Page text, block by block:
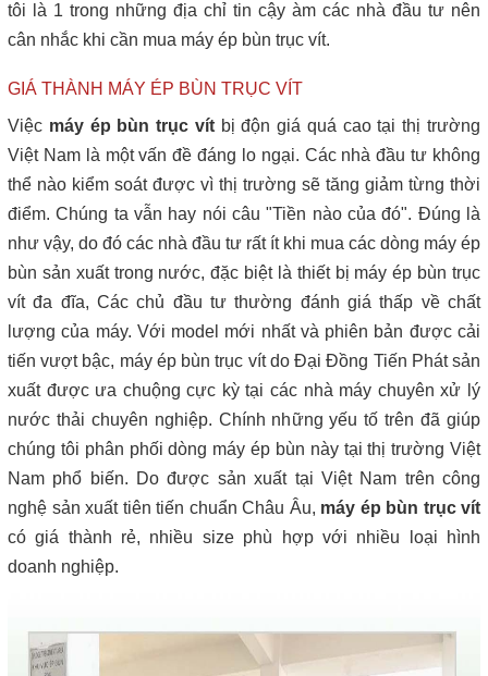
tôi là 1 trong những địa chỉ tin cậy àm các nhà đầu tư nên
cân nhắc khi cần mua máy ép bùn trục vít.
GIÁ THÀNH MÁY ÉP BÙN TRỤC VÍT
Việc máy ép bùn trục vítbị độn giá quá cao tại thị trường
Việt Nam là một vấn đề đáng lo ngại. Các nhà đầu tư không
thể nào kiểm soát được vì thị trường sẽ tăng giảm từng thời
điểm. Chúng ta vẫn hay nói câu "Tiền nào của đó". Đúng là
như vậy, do đó các nhà đầu tư rất ít khi mua các dòng máy ép
bùn sản xuất trong nước, đặc biệt là thiết bị máy ép bùn trục
vít đa đĩa, Các chủ đầu tư thường đánh giá thấp về chất
lượng của máy. Với model mới nhất và phiên bản được cải
tiến vượt bậc, máy ép bùn trục vít do Đại Đồng Tiến Phát sản
xuất được ưa chuộng cực kỳ tại các nhà máy chuyên xử lý
nước thải chuyên nghiệp. Chính những yếu tố trên đã giúp
chúng tôi phân phối dòng máy ép bùn này tại thị trường Việt
Nam phổ biến. Do được sản xuất tại Việt Nam trên công
nghệ sản xuất tiên tiến chuẩn Châu Âu, máy ép bùn trục vít
có giá thành rẻ, nhiều size phù hợp với nhiều loại hình
doanh nghiệp.